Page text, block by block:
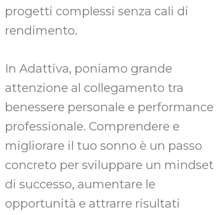
progetti complessi senza cali di
rendimento.
In Adattiva, poniamo grande
attenzione al collegamento tra
benessere personale e performance
professionale. Comprendere e
migliorare il tuo sonno è un passo
concreto per sviluppare un mindset
di successo, aumentare le
opportunità e attrarre risultati